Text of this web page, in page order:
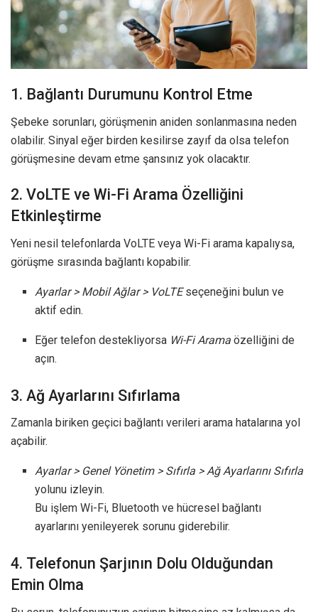
1. Bağlantı Durumunu Kontrol Etme
Şebeke sorunları, görüşmenin aniden sonlanmasına neden
olabilir. Sinyal eğer birden kesilirse zayıf da olsa telefon
görüşmesine devam etme şansınız yok olacaktır.
2. VoLTE ve Wi-Fi Arama Özelliğini
Etkinleştirme
Yeni nesil telefonlarda VoLTE veya Wi-Fi arama kapalıysa,
görüşme sırasında bağlantı kopabilir.
Ayarlar > Mobil Ağlar > VoLTEseçeneğini bulun ve
aktif edin.
Eğer telefon destekliyorsa Wi-Fi Arama özelliğini de
açın.
3. Ağ Ayarlarını Sıfırlama
Zamanla biriken geçici bağlantı verileri arama hatalarına yol
açabilir.
Ayarlar > Genel Yönetim > Sıfırla > Ağ Ayarlarını Sıfırla
yolunu izleyin.
Bu işlem Wi-Fi, Bluetooth ve hücresel bağlantı
ayarlarını yenileyerek sorunu giderebilir.
4. Telefonun Şarjının Dolu Olduğundan
Emin Olma